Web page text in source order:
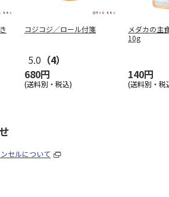
コジコジ／ロール付箋
5.0 （4）
680円
(送料別・税込)
メダカの主
10g
140円
(送料別・税
セルについて